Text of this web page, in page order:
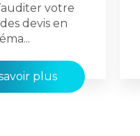
votre
devis en
plus